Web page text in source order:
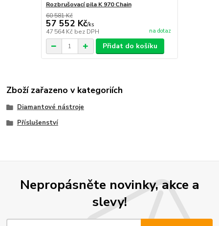
Rozbrušovací pila K 970 Chain
60 581 Kč
57 552 Kč/ks
47 564 Kč bez DPH na dotaz
Přidat do košíku
Zboží zařazeno v kategoriích
Diamantové nástroje
Příslušenství
Nepropásněte novinky, akce a
slevy!